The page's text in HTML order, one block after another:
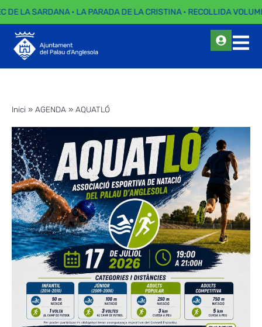
DE LA SARDANA · LA PARADA DE LA CRISTINA · RECOLLIDA
Inici » AGENDA » AQUATLÓ